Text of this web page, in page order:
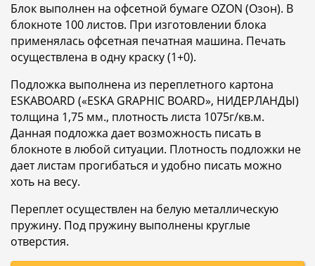
Блок выполнен на офсетной бумаге OZON (Озон). В
блокноте 100 листов. При изготовлении блока
применялась офсетная печатная машина. Печать
осуществлена в одну краску (1+0).
Подложка выполнена из переплетного картона
ESKABOARD («ESKA GRAPHIC BOARD», НИДЕРЛАНДЫ)
толщина 1,75 мм., плотность листа 1075г/кв.м.
Данная подложка дает возможность писать в
блокноте в любой ситуации. Плотность подложки не
дает листам прогибаться и удобно писать можно
хоть на весу.
Переплет осуществлен на белую металлическую
пружину. Под пружину выполнены круглые
отверстия.